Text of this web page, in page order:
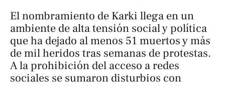
El nombramiento de Karki llega en un
ambiente de alta tensión social y política
que ha dejado al menos 51 muertos y más
de mil heridos tras semanas de protestas.
A la prohibición del acceso a redes
sociales se sumaron disturbios con